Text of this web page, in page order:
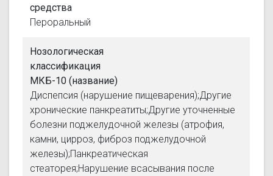
средства
Пероральный
Нозологическая
классификация
МКБ-10 (название)
Диспепсия (нарушение пищеварения);Другие
хронические панкреатиты;Другие уточненные
болезни поджелудочной железы (атрофия,
камни, цирроз, фиброз поджелудочной
железы);Панкреатическая
стеаторея;Нарушение всасывания после